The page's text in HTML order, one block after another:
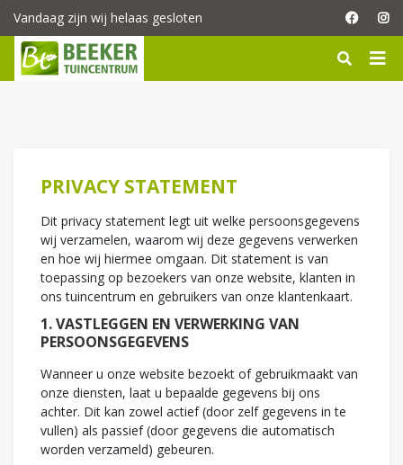
a
Vandaag zijn wij helaas gesloten
PRIVACY STATEMENT
Dit privacy statement legt uit welke persoonsgegevens
wij verzamelen, waarom wij deze gegevens verwerken
en hoe wij hiermee omgaan. Dit statement is van
toepassing op bezoekers van onze website, klanten in
ons tuincentrum en gebruikers van onze klantenkaart.
1. VASTLEGGEN EN VERWERKING VAN
PERSOONSGEGEVENS
Wanneer u onze website bezoekt of gebruikmaakt van
onze diensten, laat u bepaalde gegevens bij ons
achter. Dit kan zowel actief (door zelf gegevens in te
vullen) als passief (door gegevens die automatisch
worden verzameld) gebeuren.